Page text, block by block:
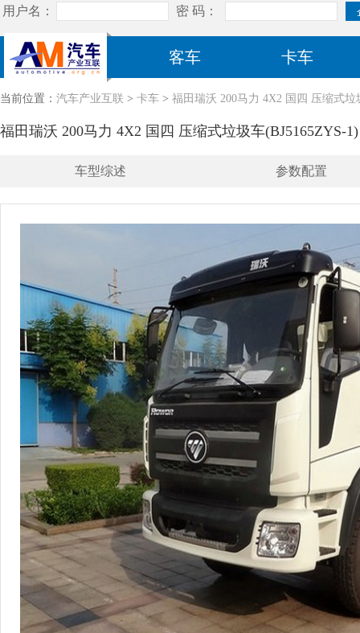
客车 卡车
当前位置： 汽车产业互联 > 卡车 > 福田瑞沃 200马力 4X2 国四 压缩式垃
福田瑞沃 200马力 4X2 国四 压缩式垃圾车(BJ5165ZYS-1)
车型综述 参数配置